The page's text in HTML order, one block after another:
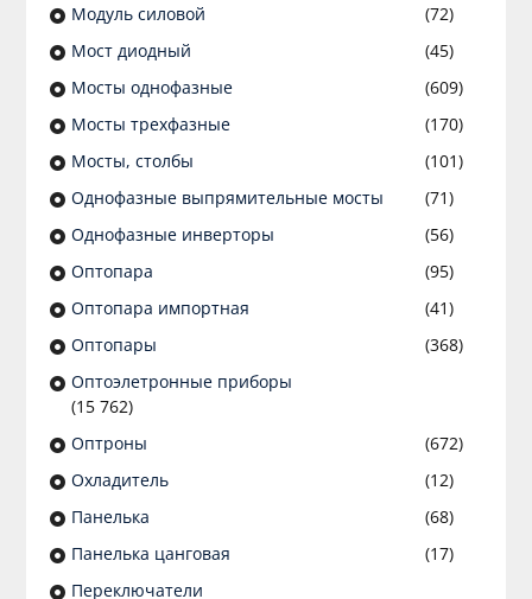
Модуль силовой
(72)
Мост диодный
(45)
Мосты однофазные
(609)
Мосты трехфазные
(170)
Мосты, столбы
(101)
Однофазные выпрямительные мосты
(71)
Однофазные инверторы
(56)
Оптопара
(95)
Оптопара импортная
(41)
Оптопары
(368)
Оптоэлетронные приборы
(15 762)
Оптроны
(672)
Охладитель
(12)
Панелька
(68)
Панелька цанговая
(17)
Переключатели